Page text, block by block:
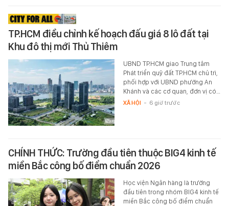
TP.HCM điều chỉnh kế hoạch đấu giá 8 lô đất tại
Khu đô thị mới Thủ Thiêm
UBND TP.HCM giao Trung tâm
Phát triển quỹ đất TP.HCM chủ trì,
phối hợp với UBND phường An
Khánh và các cơ quan, đơn vị có…
XÃ HỘI - 6 giờ trước
CHÍNH THỨC: Trường đầu tiên thuộc BIG4 kinh tế
miền Bắc công bố điểm chuẩn 2026
Học viện Ngân hàng là trường
đầu tiên trong nhóm BIG4 kinh tế
miền Bắc công bố điểm chuẩn